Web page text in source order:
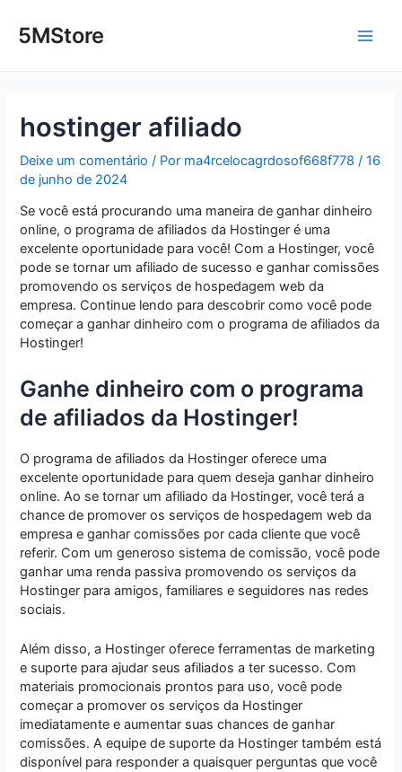
para5MStore
hostinger afiliado
Deixe um comentário / Por ma4rcelocagrdosof668f778/16
de junho de 2024
Se você está procurando uma maneira de ganhar dinheiro
online, o programa de afiliados da Hostinger é uma
excelente oportunidade para você! Com a Hostinger, você
pode se tornar um afiliado de sucesso e ganhar comissões
promovendo os serviços de hospedagem web da
empresa. Continue lendo para descobrir como você pode
começar a ganhar dinheiro com o programa de afiliados da
Hostinger!
Ganhe dinheiro com o programa
de afiliados da Hostinger!
O programa de afiliados da Hostinger oferece uma
excelente oportunidade para quem deseja ganhar dinheiro
online. Ao se tornar um afiliado da Hostinger, você terá a
chance de promover os serviços de hospedagem web da
empresa e ganhar comissões por cada cliente que você
referir. Com um generoso sistema de comissão, você pode
ganhar uma renda passiva promovendo os serviços da
Hostinger para amigos, familiares e seguidores nas redes
sociais.
Além disso, a Hostinger oferece ferramentas de marketing
e suporte para ajudar seus afiliados a ter sucesso. Com
materiais promocionais prontos para uso, você pode
começar a promover os serviços da Hostinger
imediatamente e aumentar suas chances de ganhar
comissões. A equipe de suporte da Hostinger também está
disponível para responder a quaisquer perguntas que você
navigation